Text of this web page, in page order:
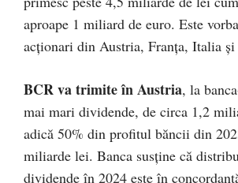
aproape 1 miliard de euro. Este
acționari din Austria, Franţa, Italia și
BCR va trimite în Austria, la
mai mari dividende, de circa 1,2
adică 50% din profitul băncii din
miliarde lei. Banca susţine că
dividende în 2024 este în